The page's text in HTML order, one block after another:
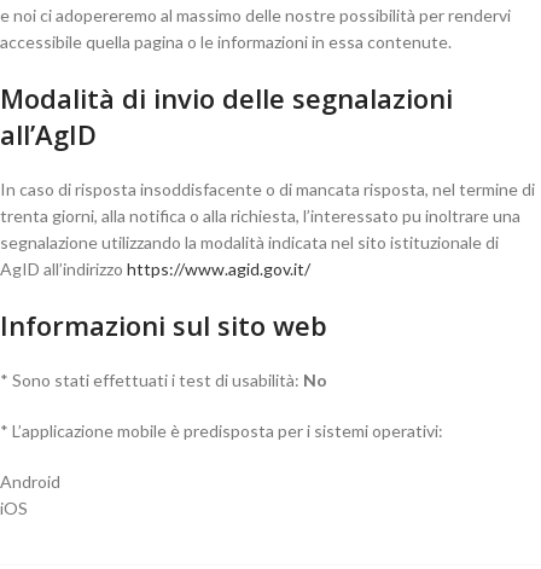
e noi ci adopereremo al massimo delle nostre possibilità per rendervi
accessibile quella pagina o le informazioni in essa contenute.
Modalità di invio delle segnalazioni
all’AgID
In caso di risposta insoddisfacente o di mancata risposta, nel termine di
trenta giorni, alla notifica o alla richiesta, l’interessato pu inoltrare una
segnalazione utilizzando la modalità indicata nel sito istituzionale di
AgID all’indirizzo https://www.agid.gov.it/
Informazioni sul sito web
* Sono stati effettuati i test di usabilità: No
* L’applicazione mobile è predisposta per i sistemi operativi:
Android
iOS